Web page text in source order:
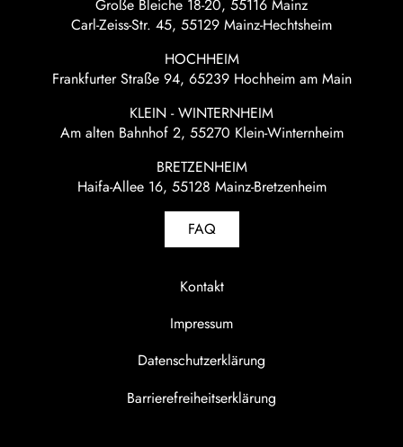
Große Bleiche 18-20, 55116 Mainz
Carl-Zeiss-Str. 45, 55129 Mainz-Hechtsheim
HOCHHEIM
Frankfurter Straße 94, 65239 Hochheim am Main
KLEIN - WINTERNHEIM
Am alten Bahnhof 2, 55270 Klein-Winternheim
BRETZENHEIM
Haifa-Allee 16, 55128 Mainz-Bretzenheim
FAQ
Kontakt
Impressum
Datenschutzerklärung
Barrierefreiheitserklärung